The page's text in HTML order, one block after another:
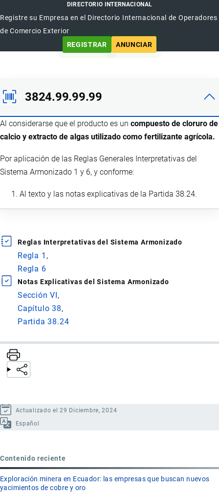
DIRECTORIO INTERNACIONAL
Registre su Empresa en el Directorio Internacional de Operadores
de Comercio Exterior
REGISTRAR
ANUNCIAR
3824.99.99.99
Al considerarse que el producto es un compuesto de cloruro de
calcio y extracto de algas utilizado como fertilizante agrícola.
Por aplicación de las Reglas Generales Interpretativas del
Sistema Armonizado 1 y 6, y conforme:
Al texto y las notas explicativas de la Partida 38.24.
Reglas Interpretativas del Sistema Armonizado
Regla 1
Regla 6
Notas Explicativas del Sistema Armonizado
Sección VI
Capítulo 38
Partida 38.24
Actualizado el 29 Diciembre, 2024
Español
Contenido reciente
Exploración minera en Ecuador: las empresas que buscan nuevos
yacimientos de cobre y oro